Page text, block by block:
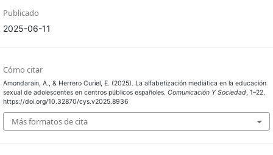
Publicado
2025-06-11
Cómo citar
Amondarain, A., & Herrero Curiel, E. (2025). La alfabetización mediática en la educación
sexual de adolescentes en centros públicos españoles. Comunicación Y Sociedad, 1–22.
https://doi.org/10.32870/cys.v2025.8936
Más formatos de cita